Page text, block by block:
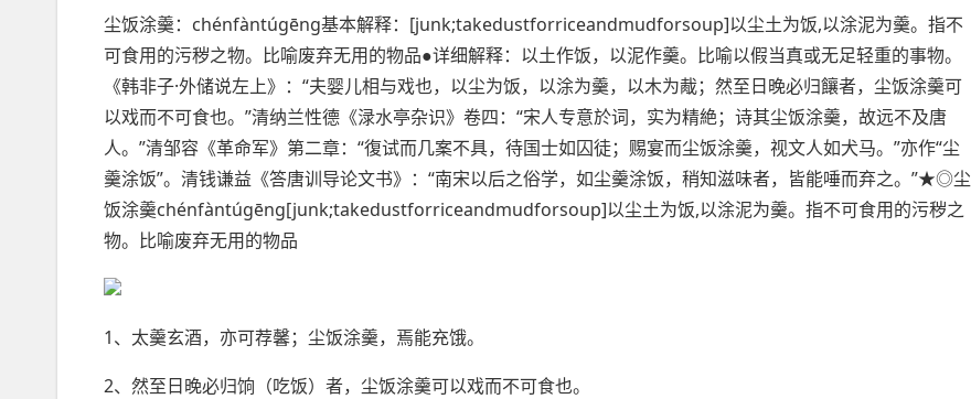
尘饭涂羹：chénfàntúgēng基本解释：[junk;takedustforriceandmudforsoup]以尘土为饭,以涂泥为羹。指不
可食用的污秽之物。 比喻废弃无用的物品●详细解释：以土作饭，以泥作羹。比喻以假当真或无足轻重的事物。
《韩非子·外储说左上》：“夫婴儿相与戏也，以尘为饭，以涂为羹，以木为胾；然至日晚必归饟者，尘饭涂羹可
以戏而不可食也。”清纳兰性德《渌水亭杂识》卷四：“宋人专意於词，实为精絶；诗其尘饭涂羹，故远不及唐
人。”清邹容《革命军》第二章：“復试而几案不具，待国士如囚徒；赐宴而尘饭涂羹，视文人如犬马。”亦作“尘
羹涂饭”。清钱谦益《答唐训导论文书》：“南宋以后之俗学，如尘羹涂饭，稍知滋味者，皆能唾而弃之。”★◎尘
饭涂羹chénfàntúgēng[junk;takedustforriceandmudforsoup]以尘土为饭,以涂泥为羹。指不可食用的污秽之
物。比喻废弃无用的物品
1、太羹玄酒，亦可荐馨；尘饭涂羹，焉能充饿。
2、然至日晚必归饷（吃饭）者，尘饭涂羹可以戏而不可食也。